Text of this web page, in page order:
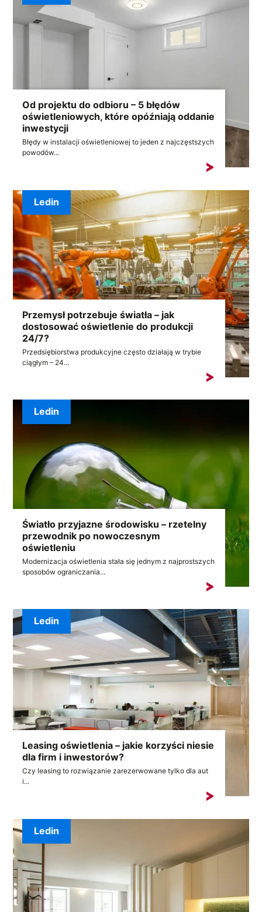
Od projektu do odbioru – 5 błędów
oświetleniowych, które opóźniają oddanie
inwestycji
Błędy w instalacji oświetleniowej to jeden z najczęstszych
powodów...
Przemysł potrzebuje światła – jak
dostosować oświetlenie do produkcji
24/7?
Przedsiębiorstwa produkcyjne często działają w trybie
ciągłym – 24...
Ledin
Światło przyjazne środowisku – rzetelny
przewodnik po nowoczesnym
oświetleniu
Modernizacja oświetlenia stała się jednym z najprostszych
sposobów ograniczania...
Ledin
Leasing oświetlenia – jakie korzyści niesie
dla firm i inwestorów?
Czy leasing to rozwiązanie zarezerwowane tylko dla aut
i...
Ledin
Ledin